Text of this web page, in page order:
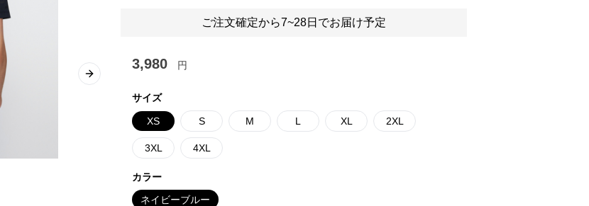
Next slide
ご注文確定から7~28日でお届け予定
3,980 円
サイズ
XS S M L XL 2XL
3XL 4XL
カラー
ネイビーブルー